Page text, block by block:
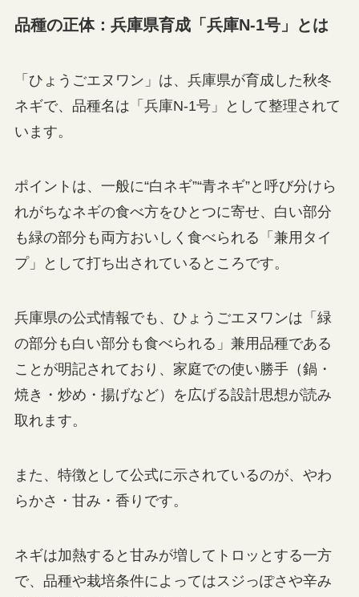
品種の正体：兵庫県育成「兵庫N-1号」とは
「ひょうごエヌワン」は、兵庫県が育成した秋冬
ネギで、品種名は「兵庫N-1号」として整理されて
います。
ポイントは、一般に“白ネギ”“青ネギ”と呼び分けら
れがちなネギの食べ方をひとつに寄せ、白い部分
も緑の部分も両方おいしく食べられる「兼用タイ
プ」として打ち出されているところです。
兵庫県の公式情報でも、ひょうごエヌワンは「緑
の部分も白い部分も食べられる」兼用品種である
ことが明記されており、家庭での使い勝手（鍋・
焼き・炒め・揚げなど）を広げる設計思想が読み
取れます。
また、特徴として公式に示されているのが、やわ
らかさ・甘み・香りです。
ネギは加熱すると甘みが増してトロッとする一方
で、品種や栽培条件によってはスジっぽさや辛み